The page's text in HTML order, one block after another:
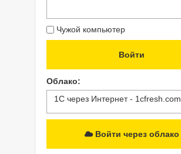
Чужой компьютер
Облако:
1С через Интернет - 1cfresh.com
Войти через облако